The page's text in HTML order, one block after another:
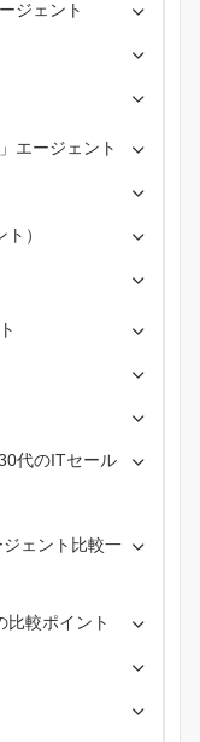
ジェント
エージェント
）
代のITセール
ェント比較一
比較ポイント